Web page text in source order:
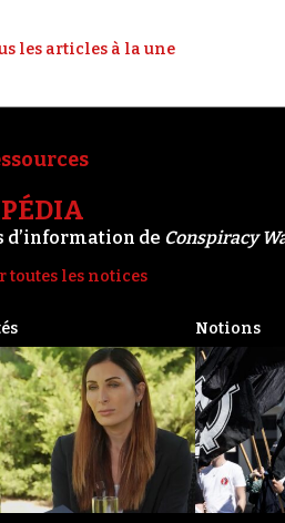
les articles à la une
d’information de Conspiracy
toutes les notices
Notions